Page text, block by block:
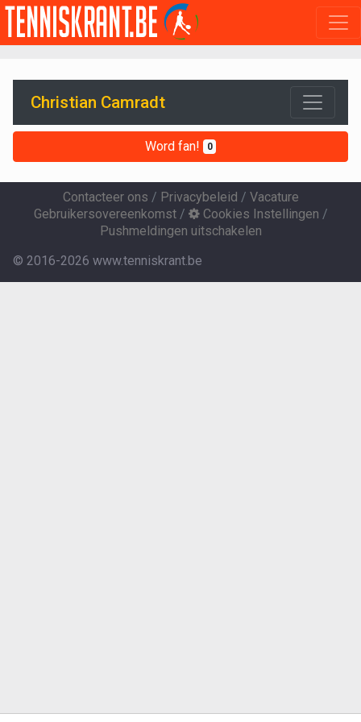
Christian Camradt
Word fan! 0
Contacteer ons / Privacybeleid / Vacature
Gebruikersovereenkomst/ Cookies Instellingen /
Pushmeldingen uitschakelen
© 2016-2026 www.tenniskrant.be